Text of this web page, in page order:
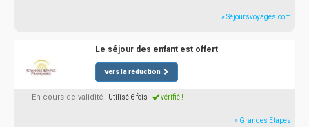
» Séjoursvoyages.com
Le séjour des enfant est offert
vers la réduction
En cours de validité | Utilisé 6 fois vérifié !
» Grandes Etapes